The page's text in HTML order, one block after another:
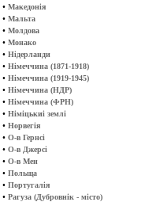
• Македонія
• Мальта
• Молдова
• Монако
• Нідерланди
• Німеччина (1871-1918)
• Німеччина (1919-1945)
• Німеччина (НДР)
• Німеччина (ФРН)
• Німіцькиі землі
• Норвегія
• О-в Гернсі
• О-в Джерсі
• О-в Мен
• Польща
• Португалія
• Рагуза (Дубровнік - місто)